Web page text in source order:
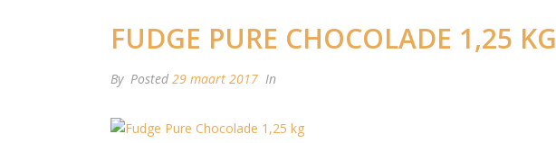
FUDGE PURE CHOCOLADE 1,25 KG
By Posted 29 maart 2017 In